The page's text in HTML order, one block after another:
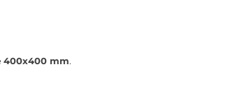
400x400 mm.